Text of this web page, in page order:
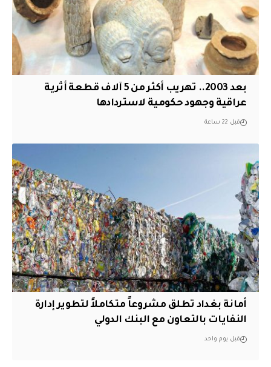
بعد 2003.. تهريب أكثر من 5 آلاف قطعة أثرية
عراقية وجهود حكومية لاستردادها
قبل 22 ساعة
أمانة بغداد تطلق مشروعاً متكاملاً لتطوير إدارة
النفايات بالتعاون مع البنك الدولي
قبل يوم واحد